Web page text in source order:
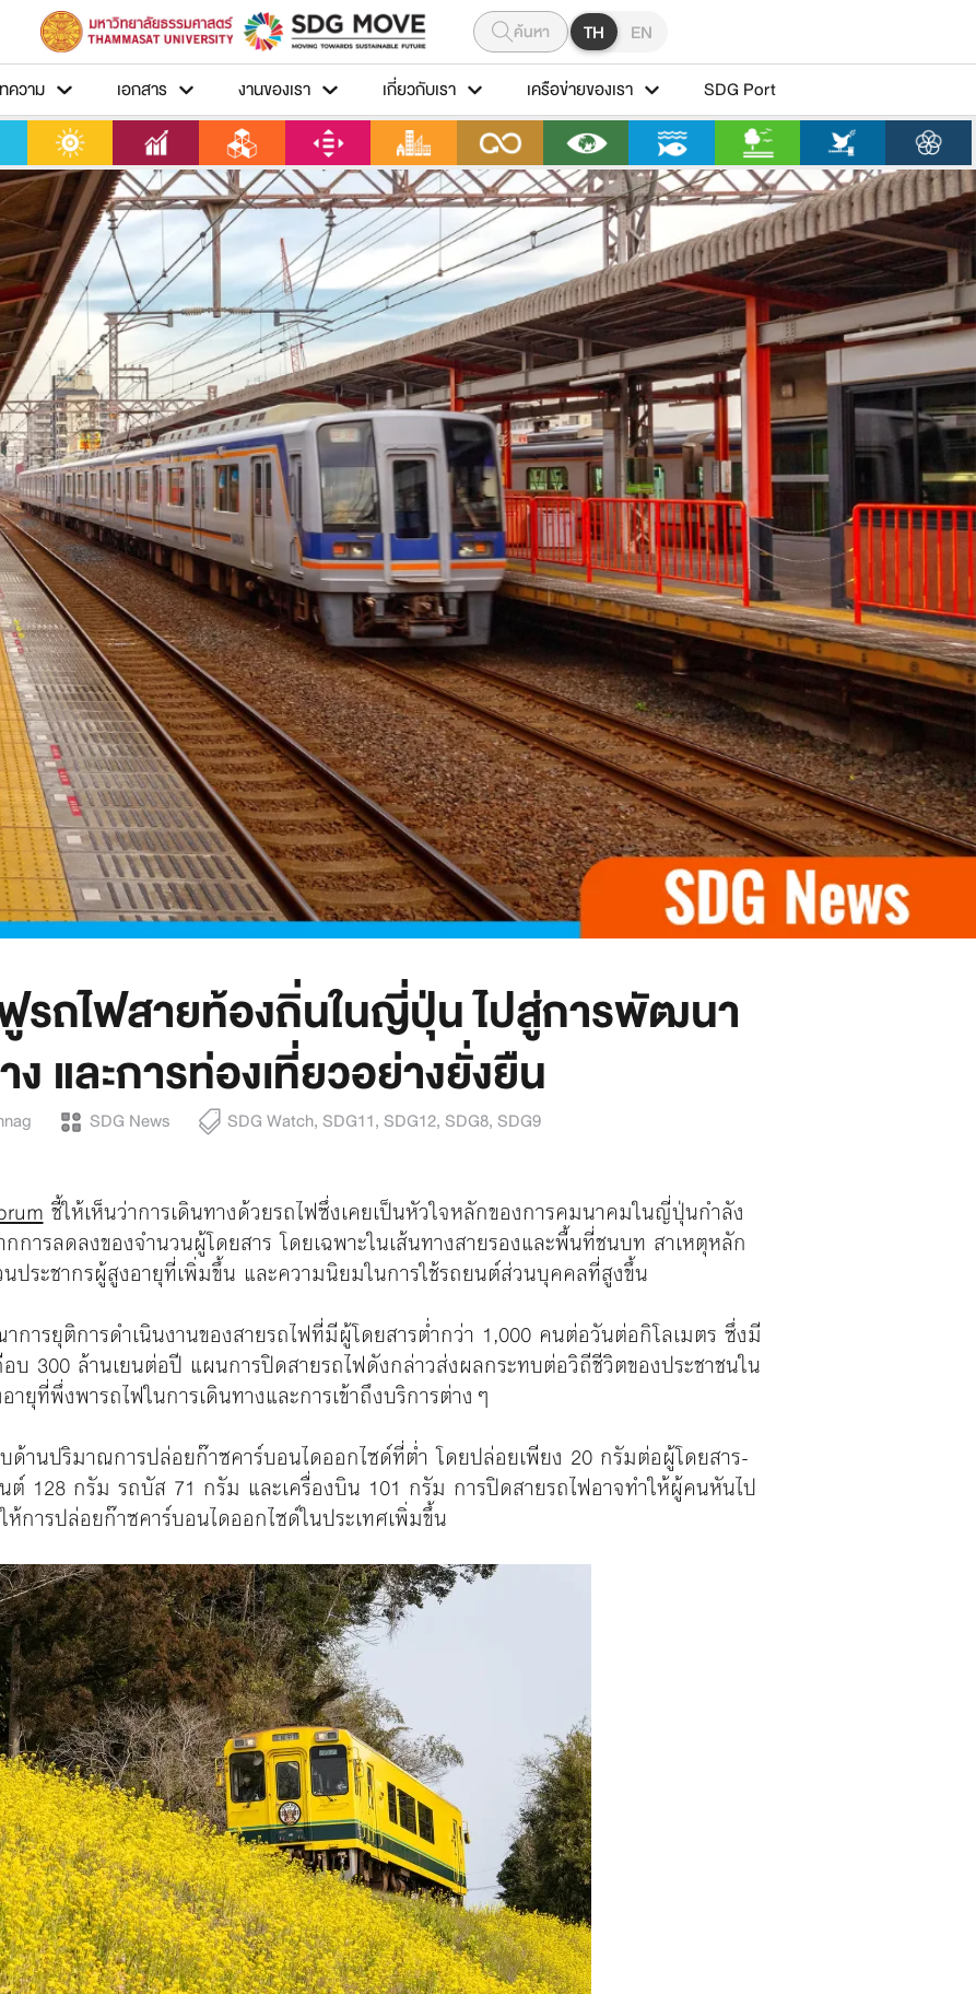
ค้นหา TH EN
ความ เอกสาร งานของเรา เกี่ยวกับเรา เครือข่ายของเรา SDG Port
รถไฟสายท้องถิ่นในญี่ปุ่น ไปสู่การพัฒนา
และการท่องเที่ยวอย่างยั่งยืน
SDG News SDG Watch, SDG11, SDG12, SDG8, SDG9
ชี้ให้เห็นว่าการเดินทางด้วยรถไฟซึ่งเคยเป็นหัวใจหลักของการคมนาคมในญี่ปุ่นกำลัง
ารลดลงของจำนวนผู้โดยสาร โดยเฉพาะในเส้นทางสายรองและพื้นที่ชนบท สาเหตุหลัก
ประชากรผู้สูงอายุที่เพิ่มขึ้น และความนิยมในการใช้รถยนต์ส่วนบุคคลที่สูงขึ้น
ารยุติการดำเนินงานของสายรถไฟที่มีผู้โดยสารต่ำกว่า 1,000 คนต่อวันต่อกิโลเมตร ซึ่งมี
บ 300 ล้านเยนต่อปี แผนการปิดสายรถไฟดังกล่าวส่งผลกระทบต่อวิถีชีวิตของประชาชนใน
ยุที่พึ่งพารถไฟในการเดินทางและการเข้าถึงบริการต่างๆ
ด้านปริมาณการปล่อยก๊าซคาร์บอนไดออกไซด์ที่ต่ำ โดยปล่อยเพียง 20 กรัมต่อผู้โดยสาร-
ต์ 128 กรัม รถบัส 71 กรัม และเครื่องบิน 101 กรัม การปิดสายรถไฟอาจทำให้ผู้คนหันไป
การปล่อยก๊าซคาร์บอนไดออกไซด์ในประเทศเพิ่มขึ้น